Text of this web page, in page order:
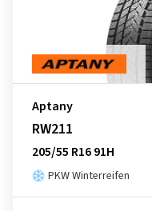
Aptany
RW211
205/55 R16 91H
PKW Winterreifen